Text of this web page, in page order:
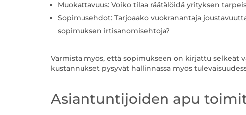
Muokattavuus: Voiko tilaa räätälöidä yrityksen
Sopimusehdot: Tarjoaako vuokranantaja
sopimuksen irtisanomisehtoja?
Varmista myös, että sopimukseen on kirjattu selkeät
kustannukset pysyvät hallinnassa myös
Asiantuntijoiden apu